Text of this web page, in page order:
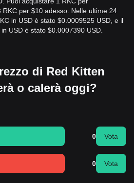
per $10 adesso. Nelle ultime 24
in USD è stato $0.0009525 USD, e il
USD è stato $0.0007390 USD.
di Red Kitten
o calerà oggi?
0 Vota
0 Vota